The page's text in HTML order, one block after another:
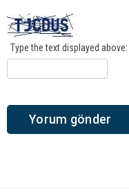
Type the text displayed above: